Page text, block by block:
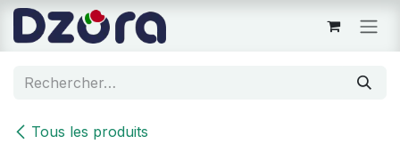
Se rendre au contenu
Tous les produits